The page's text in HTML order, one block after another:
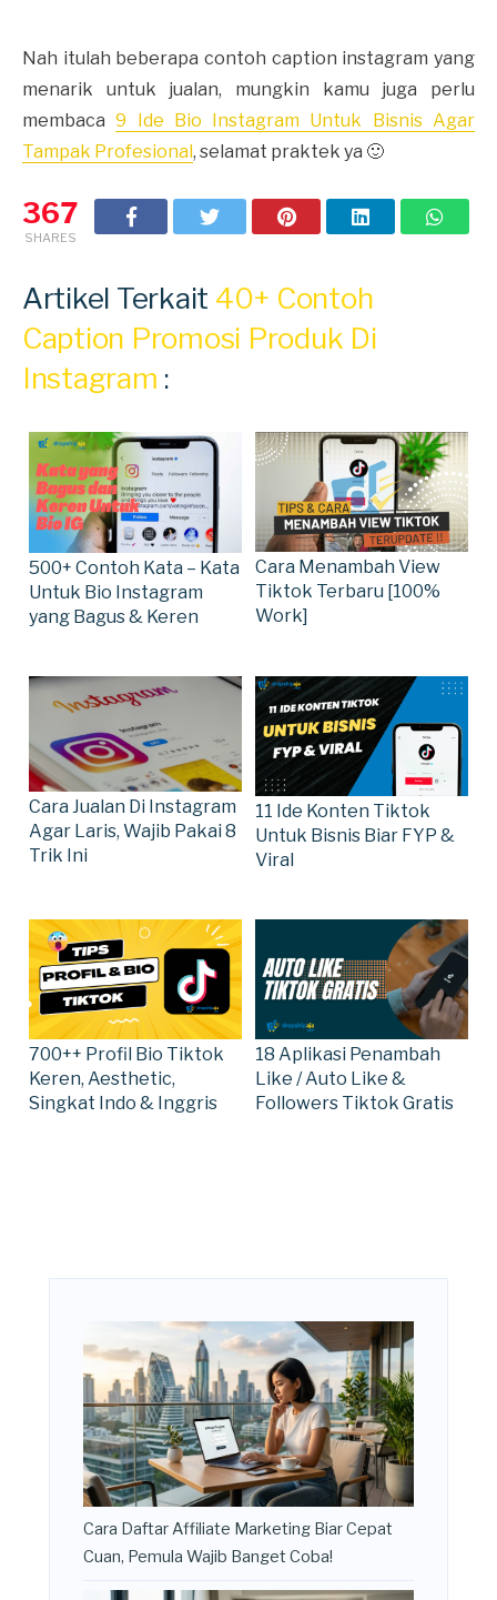
Nah itulah beberapa contoh caption instagram yang
menarik untuk jualan, mungkin kamu juga perlu
membaca9 Ide Bio Instagram Untuk Bisnis Agar
Tampak Profesional , selamat praktek ya 🙂
367
SHARES
Artikel Terkait 40+ Contoh
Caption Promosi Produk Di
Instagram :
500+ Contoh Kata – Kata
Untuk Bio Instagram
yang Bagus & Keren
Cara Menambah View
Tiktok Terbaru [100%
Work]
Cara Jualan Di Instagram
Agar Laris, Wajib Pakai 8
Trik Ini
11 Ide Konten Tiktok
Untuk Bisnis Biar FYP &
Viral
700++ Profil Bio Tiktok
Keren, Aesthetic,
Singkat Indo & Inggris
18 Aplikasi Penambah
Like / Auto Like &
Followers Tiktok Gratis
Cara Daftar Affiliate Marketing Biar Cepat
Cuan, Pemula Wajib Banget Coba!